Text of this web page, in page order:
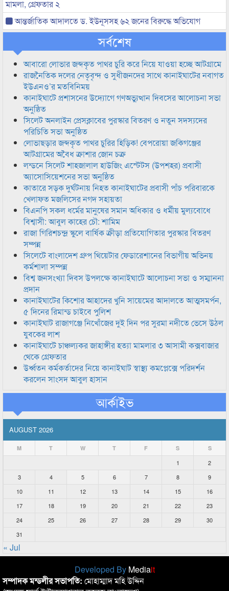
মামলা, গ্রেফতার ২
আন্তর্জাতিক আদালতে ড. ইউনূসসহ ৬২ জনের বিরুদ্ধে অভিযোগ
সর্বশেষ
আবারো লোভার জব্দকৃত পাথর চুরি করে নিয়ে যাওয়া হচ্ছে আটগ্রামে
রাজনৈতিক দলের নেতৃবৃন্দ ও সুধীজনদের সাথে কানাইঘাটের নবাগত
ইউএনও’র মতবিনিময়
কানাইঘাটে প্রশাসনের উদ্যোগে গণঅভ্যুত্থান দিবসের আলোচনা সভা
অনুষ্ঠিত
সিলেট অনলাইন প্রেসক্লাবের পুরস্কার বিতরণ ও নতুন সদস্যদের
পরিচিতি সভা অনুষ্ঠিত
লোভাছড়ার জব্দকৃত পাথর চুরির হিড়িক! বেপরোয়া জকিগঞ্জের
আটগ্রামের অবৈধ ক্রাশার জোন চক্র
লন্ডনে সিলেট শাহজালাল হাউজিং এস্টেটস (উপশহর) প্রবাসী
অ্যাসোসিয়েশনের সভা অনুষ্ঠিত
কাতারে সড়ক দুর্ঘটনায় নিহত কানাইঘাটের প্রবাসী পাঁচ পরিবারকে
খেলাফত মজলিসের নগদ সহায়তা
বিএনপি সকল ধর্মের মানুষের সমান অধিকার ও ধর্মীয় মুল্যবোধে
বিশ্বাসী: আবুল কাহের চৌ: শামিম
রাজা গিরিশচন্দ্র স্কুলে বার্ষিক ক্রীড়া প্রতিযোগিতার পুরস্কার বিতরণ
সম্পন্ন
সিলেটে বাংলাদেশ গ্রুপ থিয়েটার ফেডারেশানের বিভাগীয় অভিনয়
কর্মশালা সম্পন্ন
বিশ্ব জনসংখ্যা দিবস উপলক্ষে কানাইঘাটে আলোচনা সভা ও সম্মাননা
প্রদান
কানাইঘাটের কিশোর আহাদের খুনি সায়েমের আদালতে আত্মসমর্পন,
৫ দিনের রিমান্ড চাইবে পুলিশ
কানাইঘাট রাজাগঞ্জে নিখোঁজের দুই দিন পর সুরমা নদীতে ভেসে উঠল
যুবকের লাশ
কানাইঘাটে চাঞ্চল্যকর জাহাঙ্গীর হত্যা মামলার ৩ আসামী কক্সবাজার
থেকে গ্রেফতার
উর্ধ্বতন কর্মকর্তাদের নিয়ে কানাইঘাট স্বাস্থ্য কমপ্লেক্সে পরিদর্শন
করলেন সাংসদ আবুল হাসান
আর্কাইভ
AUGUST 2026
M T W T F S S
1
2
3
4 5 6 7 8
9
10
11 12 13 14 15
16
17
18 19 20 21 22
23
24
25 26 27 28 29
30
31
« Jul
Developed By Mediait
সম্পাদক মন্ডলীর সভাপতি: মোহাম্মাদ মহি উদ্দিন